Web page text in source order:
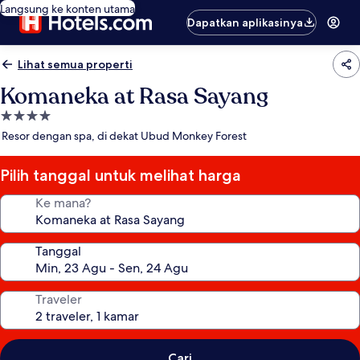
Langsung ke konten utama
Dapatkan aplikasinya
Lihat semua properti
Komaneka at Rasa Sayang
Properti
bintang
Resor dengan spa, di dekat Ubud Monkey Forest
Pilih tanggal untuk melihat harga
Ke mana?
Tanggal
Traveler